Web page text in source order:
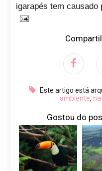
igarapés tem causado
Este artigo está
ambiente,
Gostou do